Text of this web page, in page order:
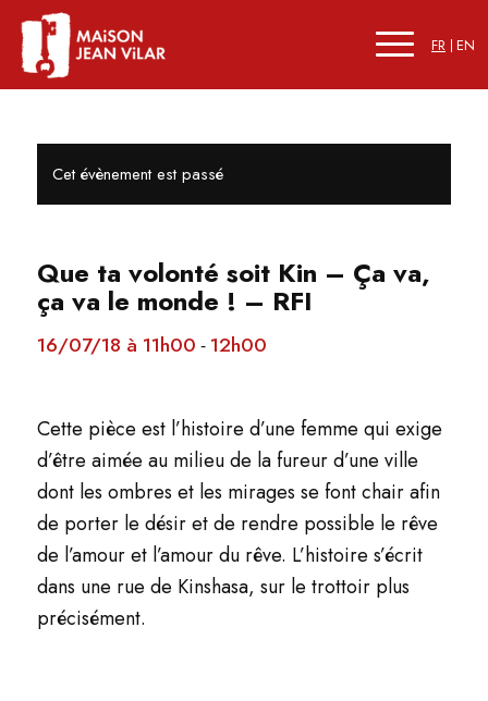
FR EN
Cet évènement est passé
Que ta volonté soit Kin – Ça va,
ça va le monde ! – RFI
16/07/18 à 11h00 - 12h00
Cette pièce est l’histoire d’une femme qui exige
d’être aimée au milieu de la fureur d’une ville
dont les ombres et les mirages se font chair afin
de porter le désir et de rendre possible le rêve
de l’amour et l’amour du rêve. L’histoire s’écrit
dans une rue de Kinshasa, sur le trottoir plus
précisément.